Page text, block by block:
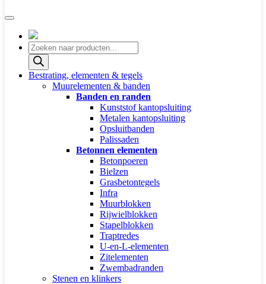
Producten
zoeken
Bestrating, elementen & tegels
Muurelementen & banden
Banden en randen
Kunststof kantopsluiting
Metalen kantopsluiting
Opsluitbanden
Palissaden
Betonnen elementen
Betonpoeren
Bielzen
Grasbetontegels
Infra
Muurblokken
Rijwielblokken
Stapelblokken
Traptredes
U-en-L-elementen
Zitelementen
Zwembadranden
Stenen en klinkers